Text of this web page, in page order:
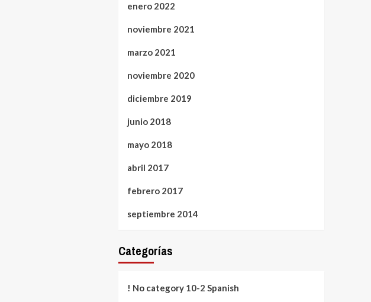
enero 2022
noviembre 2021
marzo 2021
noviembre 2020
diciembre 2019
junio 2018
mayo 2018
abril 2017
febrero 2017
septiembre 2014
Categorías
! No category 10-2 Spanish